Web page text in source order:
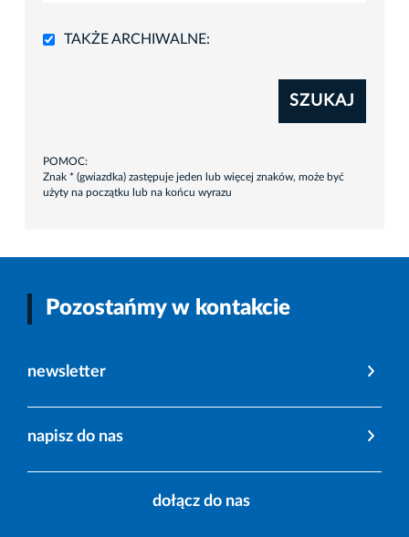
TAKŻE ARCHIWALNE:
SZUKAJ
POMOC:
Znak * (gwiazdka) zastępuje jeden lub więcej znaków, może być
użyty na początku lub na końcu wyrazu
Pozostańmy w kontakcie
newsletter
napisz do nas
dołącz do nas